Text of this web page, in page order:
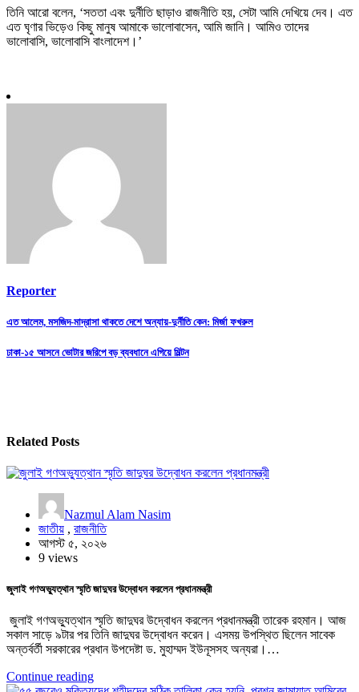
তিনি আরো বলেন, ‘সততা এবং দুর্নীতি ছাড়াও রাজনীতি হয়, সেটা আমি দেখিয়ে দেব। এত
এত ঘৃণার ভিড়েও কিছু মানুষ আমাকে ভালোবাসেন, আমি জানি। আমিও তাদের
ভালোবাসি, ভালোবাসি বাংলাদেশ।’
Reporter
Post
navigation
এত আলেম, মসজিদ-মাদ্রাসা থাকতে দেশে অন্যায়-দুর্নীতি কেন: মির্জা ফখরুল
ঢাকা-১৫ আসনে ভোটার জরিপে বড় ব্যবধানে এগিয়ে মিল্টন
Related Posts
Nazmul Alam Nasim
জাতীয় , রাজনীতি
আগস্ট ৫, ২০২৬
9 views
জুলাই গণঅভ্যুত্থান স্মৃতি জাদুঘর উদ্বোধন করলেন প্রধানমন্ত্রী
জুলাই গণঅভ্যুত্থান স্মৃতি জাদুঘর উদ্বোধন করলেন প্রধানমন্ত্রী তারেক রহমান। আজ
সকাল সাড়ে ৯টার পর তিনি জাদুঘর উদ্বোধন করেন। এসময় উপস্থিত ছিলেন সাবেক
অন্তর্বর্তী সরকারের প্রধান উপদেষ্টা ড. মুহাম্মদ ইউনূসসহ অন্যরা।…
Continue reading